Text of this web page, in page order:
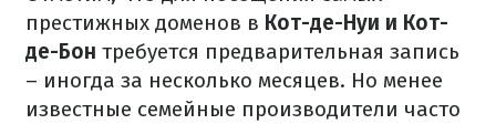
престижных доменов в Кот-де-Нуи и Кот-
де-Бон требуется предварительная запись
– иногда за несколько месяцев. Но менее
известные семейные производители часто